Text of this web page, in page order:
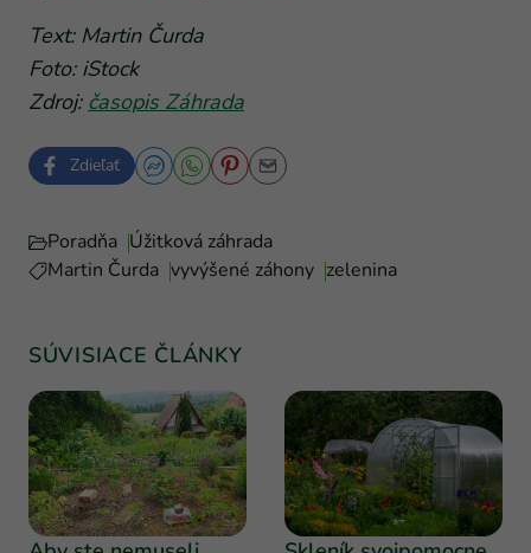
Text: Martin Čurda
Foto: iStock
Zdroj: časopis Záhrada
Zdieľať
Poradňa Úžitková záhrada
Martin Čurda vyvýšené záhony zelenina
SÚVISIACE ČLÁNKY